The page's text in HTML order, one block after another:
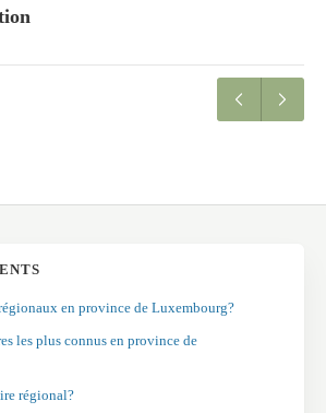
en province de Luxembourg?
les plus connus en province de
régional?